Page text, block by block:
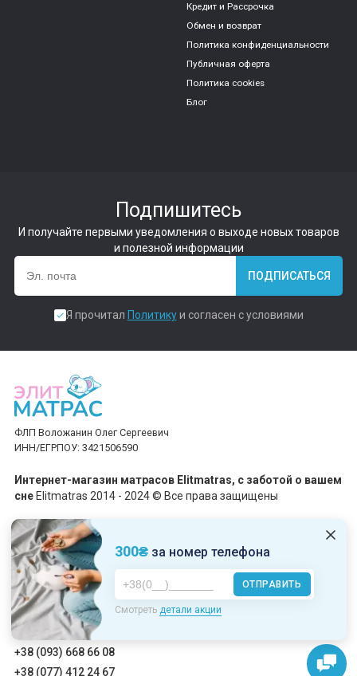
300₴за номер телефона
ОТПРАВИТЬ
Смотреть детали акции
Кредит и Рассрочка
Обмен и возврат
Политика конфиденциальности
Публичная оферта
Политика cookies
Блог
Подпишитесь
И получайте первыми уведомления о выходе новых товаров
и полезной информации
ПОДПИСАТЬСЯ
Я прочитал Политикуи согласен с условиями
ФЛП Воложанин Олег Сергеевич
ИНН/ЕГРПОУ: 3421506590
Интернет-магазин матрасов Elitmatras, c заботой о вашем
сне Elitmatras 2014 - 2024 © Все права защищены
Принимаем платежи
Пн-Пт: 10:00 - 19:00
Сб-Вс: 10:00 - 17:00
+38 (093) 668 66 08
+38 (077) 412 24 67